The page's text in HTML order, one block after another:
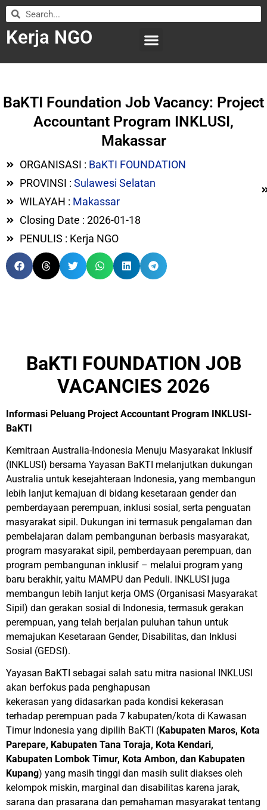
Kerja NGO
BaKTI Foundation Job Vacancy: Project
Accountant Program INKLUSI,
Makassar
ORGANISASI : BaKTI FOUNDATION
PROVINSI : Sulawesi Selatan
WILAYAH : Makassar
Closing Date : 2026-01-18
PENULIS : Kerja NGO
BaKTI FOUNDATION JOB
VACANCIES 2026
Informasi Peluang Project Accountant Program INKLUSI-
BaKTI
Kemitraan Australia-Indonesia Menuju Masyarakat Inklusif
(INKLUSI) bersama Yayasan BaKTI melanjutkan dukungan
Australia untuk kesejahteraan Indonesia, yang membangun
lebih lanjut kemajuan di bidang kesetaraan gender dan
pemberdayaan perempuan, inklusi sosial, serta penguatan
masyarakat sipil. Dukungan ini termasuk pengalaman dan
pembelajaran dalam pembangunan berbasis masyarakat,
program masyarakat sipil, pemberdayaan perempuan, dan
program pembangunan inklusif – melalui program yang
baru berakhir, yaitu MAMPU dan Peduli. INKLUSI juga
membangun lebih lanjut kerja OMS (Organisasi Masyarakat
Sipil) dan gerakan sosial di Indonesia, termasuk gerakan
perempuan, yang telah berjalan puluhan tahun untuk
memajukan Kesetaraan Gender, Disabilitas, dan Inklusi
Sosial (GEDSI).
Yayasan BaKTI sebagai salah satu mitra nasional INKLUSI
akan berfokus pada penghapusan
kekerasan yang didasarkan pada kondisi kekerasan
terhadap perempuan pada 7 kabupaten/kota di Kawasan
Timur Indonesia yang dipilih BaKTI (Kabupaten Maros, Kota
Parepare, Kabupaten Tana Toraja, Kota Kendari,
Kabupaten Lombok Timur, Kota Ambon, dan Kabupaten
Kupang) yang masih tinggi dan masih sulit diakses oleh
kelompok miskin, marginal dan disabilitas karena jarak,
sarana dan prasarana dan pemahaman masyarakat tentang